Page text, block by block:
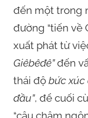
đến một trong
đường “tiến về
xuất phát từ
Giêbêđê”đến
thái độ bức xúc
đầu”, để cuối